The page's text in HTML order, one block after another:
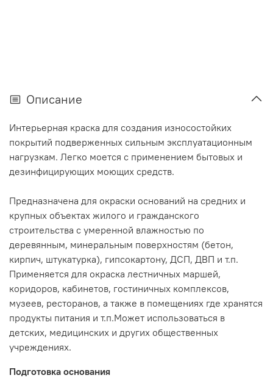
Описание
Интерьерная краска для создания износостойких
покрытий подверженных сильным эксплуатационным
нагрузкам. Легко моется с применением бытовых и
дезинфицирующих моющих средств.
Предназначена для окраски оснований на средних и
крупных объектах жилого и гражданского
строительства с умеренной влажностью по
деревянным, минеральным поверхностям (бетон,
кирпич, штукатурка), гипсокартону, ДСП, ДВП и т.п.
Применяется для окраска лестничных маршей,
коридоров, кабинетов, гостиничных комплексов,
музеев, ресторанов, а также в помещениях где хранятся
продукты питания и т.п.Может использоваться в
детских, медицинских и других общественных
учреждениях.
Подготовка основания